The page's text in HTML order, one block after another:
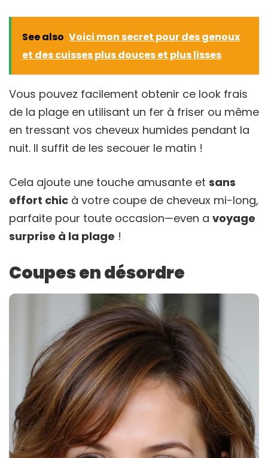
See also Voici mon secret pour des genoux
et des cuisses plus douces et plus lisses
Vous pouvez facilement obtenir ce look frais
de la plage en utilisant un fer à friser ou même
en tressant vos cheveux humides pendant la
nuit. Il suffit de les secouer le matin !
Cela ajoute une touche amusante et sans
effort chic à votre coupe de cheveux mi-long,
parfaite pour toute occasion—even a voyage
surprise à la plage !
Coupes en désordre